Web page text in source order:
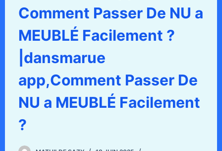
Comment Passer De NU a
MEUBLÉ Facilement ?
|dansmarue
app,Comment Passer De
NU a MEUBLÉ Facilement
?